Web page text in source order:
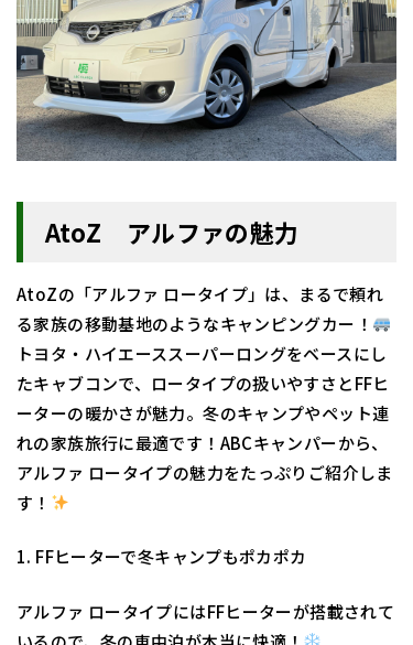
AtoZ アルファの魅力
AtoZの「アルファ ロータイプ」は、まるで頼れ
る家族の移動基地のようなキャンピングカー！
トヨタ・ハイエーススーパーロングをベースにし
たキャブコンで、ロータイプの扱いやすさとFFヒ
ーターの暖かさが魅力。冬のキャンプやペット連
れの家族旅行に最適です！ABCキャンパーから、
アルファ ロータイプの魅力をたっぷりご紹介しま
す！
1. FFヒーターで冬キャンプもポカポカ
アルファ ロータイプにはFFヒーターが搭載されて